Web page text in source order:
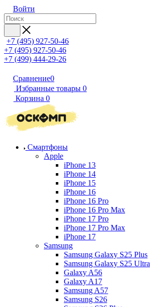
Войти
+7 (495) 927-50-46
+7 (495) 927-50-46
+7 (499) 444-29-26
Сравнение0
Избранные товары 0
Корзина 0
Смартфоны
Apple
iPhone 13
iPhone 14
iPhone 15
iPhone 16
iPhone 16 Pro
iPhone 16 Pro Max
iPhone 17 Pro
iPhone 17 Pro Max
iPhone 17
Samsung
Samsung Galaxy S25 Plus
Samsung Galaxy S25 Ultra
Galaxy A56
Galaxy A17
Samsung A57
Samsung S26